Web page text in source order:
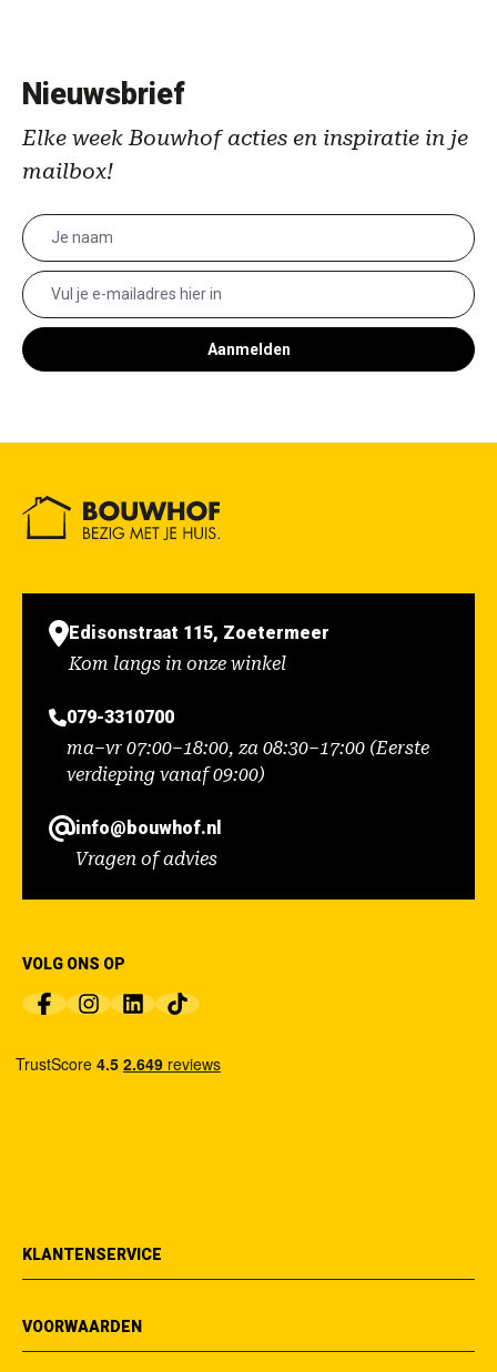
Nieuwsbrief
Elke week Bouwhof acties en inspiratie in je
mailbox!
Aanmelden
Edisonstraat 115, Zoetermeer
Kom langs in onze winkel
079-3310700
ma–vr 07:00–18:00, za 08:30–17:00 (Eerste
verdieping vanaf 09:00)
info@bouwhof.nl
Vragen of advies
VOLG ONS OP
KLANTENSERVICE
VOORWAARDEN